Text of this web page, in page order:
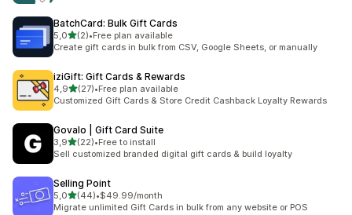
BatchCard: Bulk Gift Cards
5,0av 5 stjerner
(2)
Totalt 2 omtaler
•Free plan available
Create gift cards in bulk from CSV, Google Sheets, or manually
iziGift: Gift Cards & Rewards
4,9av 5 stjerner
(27)
Totalt 27 omtaler
•Free plan available
Customized Gift Cards & Store Credit Cashback Loyalty Rewards
Govalo | Gift Card Suite
3,9av 5 stjerner
(22)
Totalt 22 omtaler
•Free to install
Sell customized branded digital gift cards & build loyalty
Selling Point
5,0av 5 stjerner
(44)
Totalt 44 omtaler
•$49.99/month
Migrate unlimited Gift Cards in bulk from any website or POS